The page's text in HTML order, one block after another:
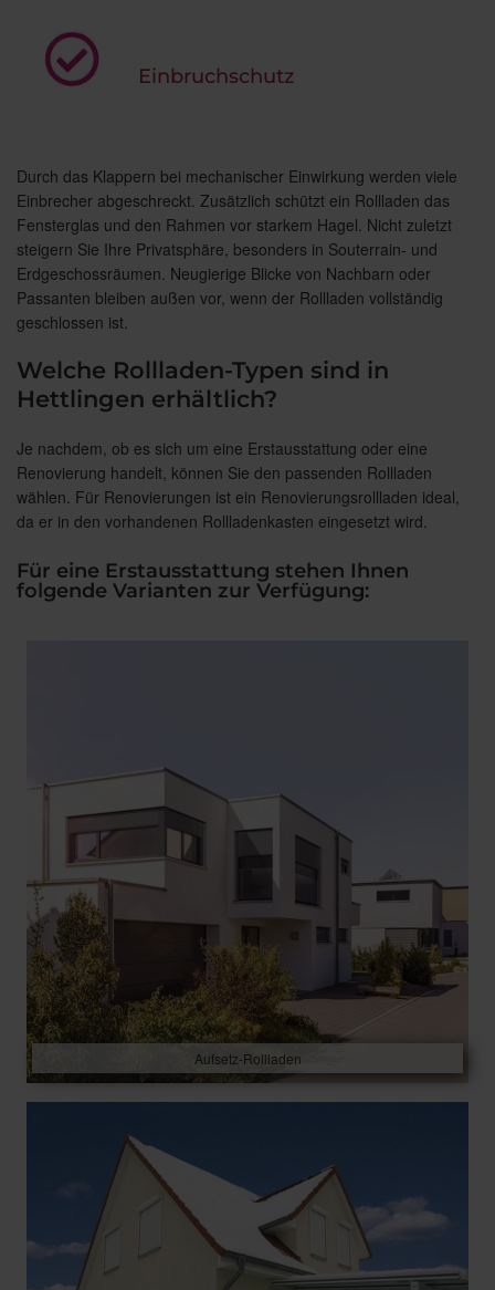
Einbruchschutz
Durch das Klappern bei mechanischer Einwirkung werden viele
Einbrecher abgeschreckt. Zusätzlich schützt ein Rollladen das
Fensterglas und den Rahmen vor starkem Hagel. Nicht zuletzt
steigern Sie Ihre Privatsphäre, besonders in Souterrain- und
Erdgeschossräumen. Neugierige Blicke von Nachbarn oder
Passanten bleiben außen vor, wenn der Rollladen vollständig
geschlossen ist.
Welche Rollladen-Typen sind in
Hettlingen erhältlich?
Je nachdem, ob es sich um eine Erstausstattung oder eine
Renovierung handelt, können Sie den passenden Rollladen
wählen. Für Renovierungen ist ein Renovierungsrollladen ideal,
da er in den vorhandenen Rollladenkasten eingesetzt wird.
Für eine Erstausstattung stehen Ihnen
folgende Varianten zur Verfügung:
Aufsetz-Rollladen